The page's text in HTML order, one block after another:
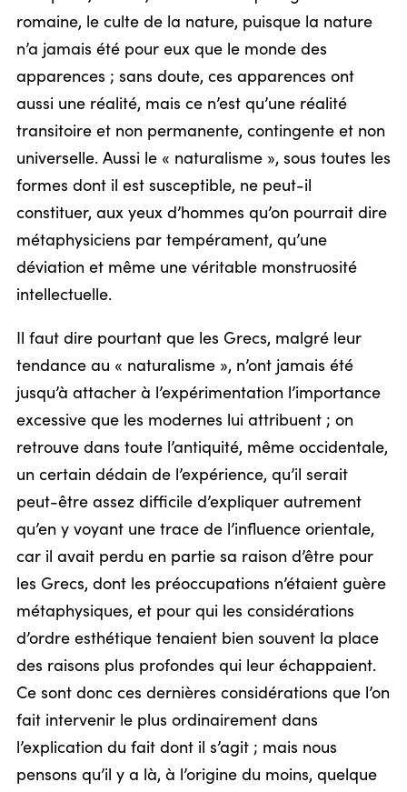
romaine, le culte de la nature, puisque la nature
n’a jamais été pour eux que le monde des
apparences ; sans doute, ces apparences ont
aussi une réalité, mais ce n’est qu’une réalité
transitoire et non permanente, contingente et non
universelle. Aussi le « naturalisme », sous toutes les
formes dont il est susceptible, ne peut-il
constituer, aux yeux d’hommes qu’on pourrait dire
métaphysiciens par tempérament, qu’une
déviation et même une véritable monstruosité
intellectuelle.
Il faut dire pourtant que les Grecs, malgré leur
tendance au « naturalisme », n’ont jamais été
jusqu’à attacher à l’expérimentation l’importance
excessive que les modernes lui attribuent ; on
retrouve dans toute l’antiquité, même occidentale,
un certain dédain de l’expérience, qu’il serait
peut-être assez difficile d’expliquer autrement
qu’en y voyant une trace de l’influence orientale,
car il avait perdu en partie sa raison d’être pour
les Grecs, dont les préoccupations n’étaient guère
métaphysiques, et pour qui les considérations
d’ordre esthétique tenaient bien souvent la place
des raisons plus profondes qui leur échappaient.
Ce sont donc ces dernières considérations que l’on
fait intervenir le plus ordinairement dans
l’explication du fait dont il s’agit ; mais nous
pensons qu’il y a là, à l’origine du moins, quelque